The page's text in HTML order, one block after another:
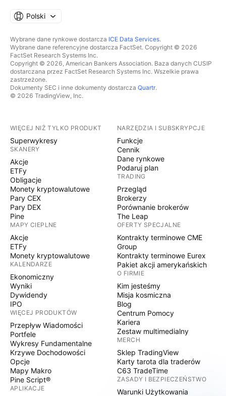
Polski
Wybrane dane rynkowe dostarcza ICE Data Services.
Wybrane dane referencyjne dostarcza FactSet. Copyright © 2026
FactSet Research Systems Inc.
Copyright © 2026, American Bankers Association. Baza danych CUSIP
dostarczana przez FactSet Research Systems Inc. Wszelkie prawa
zastrzeżone.
Dokumenty SEC i inne dokumenty dostarcza Quartr.
© 2026 TradingView, Inc.
WIĘCEJ NIŻ TYLKO PRODUKT
Superwykresy
SKANERY
Akcje
ETFy
Obligacje
Monety kryptowalutowe
Pary CEX
Pary DEX
Pine
MAPY CIEPLNE
Akcje
ETFy
Monety kryptowalutowe
KALENDARZE
Ekonomiczny
Wyniki
Dywidendy
IPO
WIĘCEJ PRODUKTÓW
Przepływ Wiadomości
Portfele
Wykresy Fundamentalne
Krzywe Dochodowości
Opcje
Mapy Makro
Pine Script®
APLIKACJE
NARZĘDZIA I SUBSKRYPCJE
Funkcje
Cennik
Dane rynkowe
Podaruj plan
TRADING
Przegląd
Brokerzy
Porównanie brokerów
The Leap
OFERTY SPECJALNE
Kontrakty terminowe CME
Group
Kontrakty terminowe Eurex
Pakiet akcji amerykańskich
O FIRMIE
Kim jesteśmy
Misja kosmiczna
Blog
Centrum Pomocy
Kariera
Zestaw multimedialny
MERCH
Sklep TradingView
Karty tarota dla traderów
C63 TradeTime
ZASADY I BEZPIECZEŃSTWO
Warunki Użytkowania